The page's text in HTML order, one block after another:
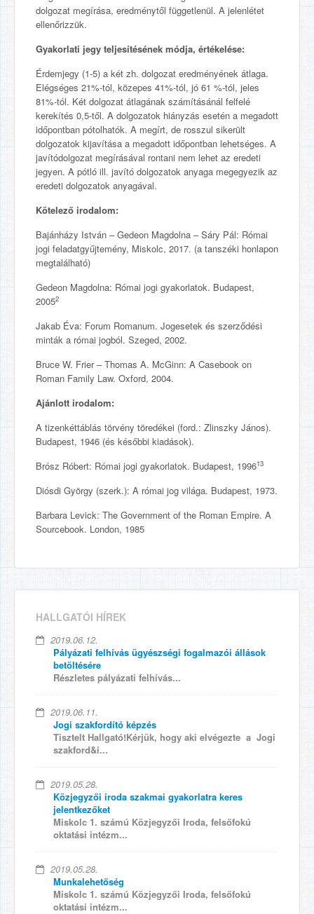
dolgozat megírása, eredménytől függetlenül. A jelenlétet
ellenőrizzük.
Gyakorlati jegy teljesítésének módja, értékelése:
Érdemjegy (1-5) a két zh. dolgozat eredményének átlaga.
Elégséges 21%-tól, közepes 41%-tól, jó 61 %-tól, jeles
81%-tól. Két dolgozat átlagának számításánál felfelé
kerekítés 0,5-től. A dolgozatok hiányzás esetén a megadott
időpontban pótolhatók. A megírt, de rosszul sikerült
dolgozatok kijavítása a megadott időpontban lehetséges. A
javítódolgozat megírásával rontani nem lehet az eredeti
jegyen. A pótló ill. javító dolgozatok anyaga megegyezik az
eredeti dolgozatok anyagával.
Kötelező irodalom:
Bajánházy István – Gedeon Magdolna – Sáry Pál: Római
jogi feladatgyűjtemény, Miskolc, 2017. (a tanszéki honlapon
megtalálható)
Gedeon Magdolna: Római jogi gyakorlatok. Budapest,
20052
Jakab Éva: Forum Romanum. Jogesetek és szerződési
minták a római jogból. Szeged, 2002.
Bruce W. Frier – Thomas A. McGinn: A Casebook on
Roman Family Law. Oxford, 2004.
Ajánlott irodalom:
A tizenkéttáblás törvény töredékei (ford.: Zlinszky János).
Budapest, 1946 (és későbbi kiadások).
Brósz Róbert: Római jogi gyakorlatok. Budapest, 199613
Diósdi György (szerk.): A római jog világa. Budapest, 1973.
Barbara Levick: The Government of the Roman Empire. A
Sourcebook. London, 1985
HALLGATÓI HÍREK
2019.06.12.
Pályázati felhívás ügyészségi fogalmazói állások
betöltésére
Részletes pályázati felhívás...
2019.06.11.
Jogi szakfordító képzés
Tisztelt Hallgató!Kérjük, hogy aki elvégezte a Jogi
szakford&i...
2019.05.28.
Közjegyzői iroda szakmai gyakorlatra keres
jelentkezőket
Miskolc 1. számú Közjegyzői Iroda, felsőfokú
oktatási intézm...
2019.05.28.
Munkalehetőség
Miskolc 1. számú Közjegyzői Iroda, felsőfokú
oktatási intézm...